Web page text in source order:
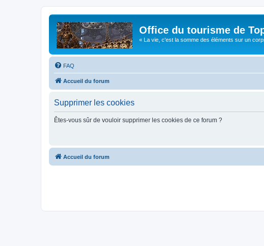
Office du tourisme de
« La vie, c'est la somme des éléments sur un
FAQ
Accueil du forum
Supprimer les cookies
Êtes-vous sûr de vouloir supprimer les cookies de ce forum ?
Accueil du forum